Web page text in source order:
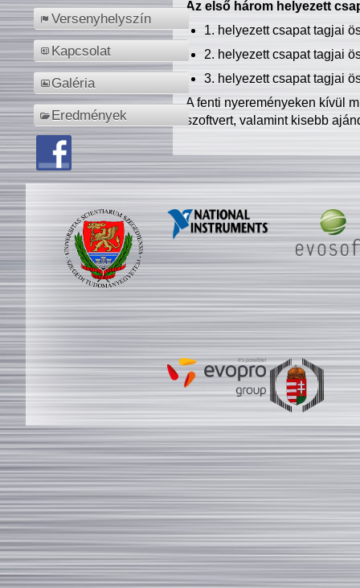
Versenyhelyszín
Kapcsolat
Galéria
Eredmények
Az első három helyezett
1. helyezett csapat tagjai
2. helyezett csapat tagjai
3. helyezett csapat tagjai
A fenti nyereményeken kívül
szoftvert, valamint kisebb